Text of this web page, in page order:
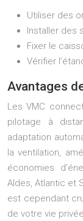
Utiliser des
Installer des
Fixer le
Vérifier
Avantages
Les VMC
pilotage à
adaptation
la ventilation,
économies
Aldes, Atlantic et
est cependant
de votre vie